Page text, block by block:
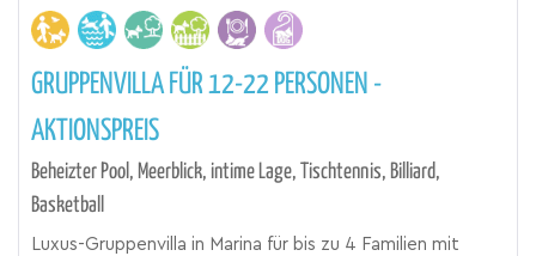
GRUPPENVILLA FÜR 12-22 PERSONEN -
AKTIONSPREIS
Beheizter Pool, Meerblick, intime Lage, Tischtennis, Billiard,
Basketball
Luxus-Gruppenvilla in Marina für bis zu 4 Familien mit